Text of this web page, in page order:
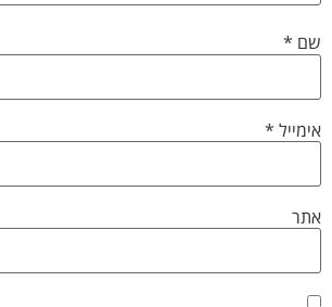
שם *
אימייל*
אתר